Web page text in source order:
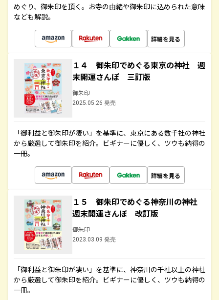
めぐり、御朱印を頂く。お寺の由緒や御朱印に込められた意味
なども解説。
詳細を見る
１４ 御朱印でめぐる東京の神社 週
末開運さんぽ 三訂版
御朱印
2025.05.26 発売
「御利益と御朱印が凄い」を基準に、東京にある数千社の神社
から厳選して御朱印を紹介。ビギナーに優しく、ツウも納得の
一冊。
詳細を見る
１５ 御朱印でめぐる神奈川の神社
週末開運さんぽ 改訂版
御朱印
2023.03.09 発売
「御利益と御朱印が凄い」を基準に、神奈川の千社以上の神社
から厳選して御朱印を紹介。ビギナーに優しく、ツウも納得の
一冊。